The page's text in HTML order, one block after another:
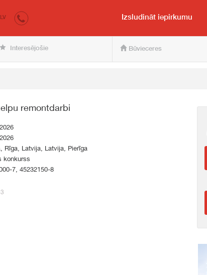
pircējam un pārdevējam
LV Izsludināt iepirkumu
Interesējošie Būvieceres
remontdarbi
Rīga, Latvija, Latvija, Pierīga
konkurss
7, 45232150-8